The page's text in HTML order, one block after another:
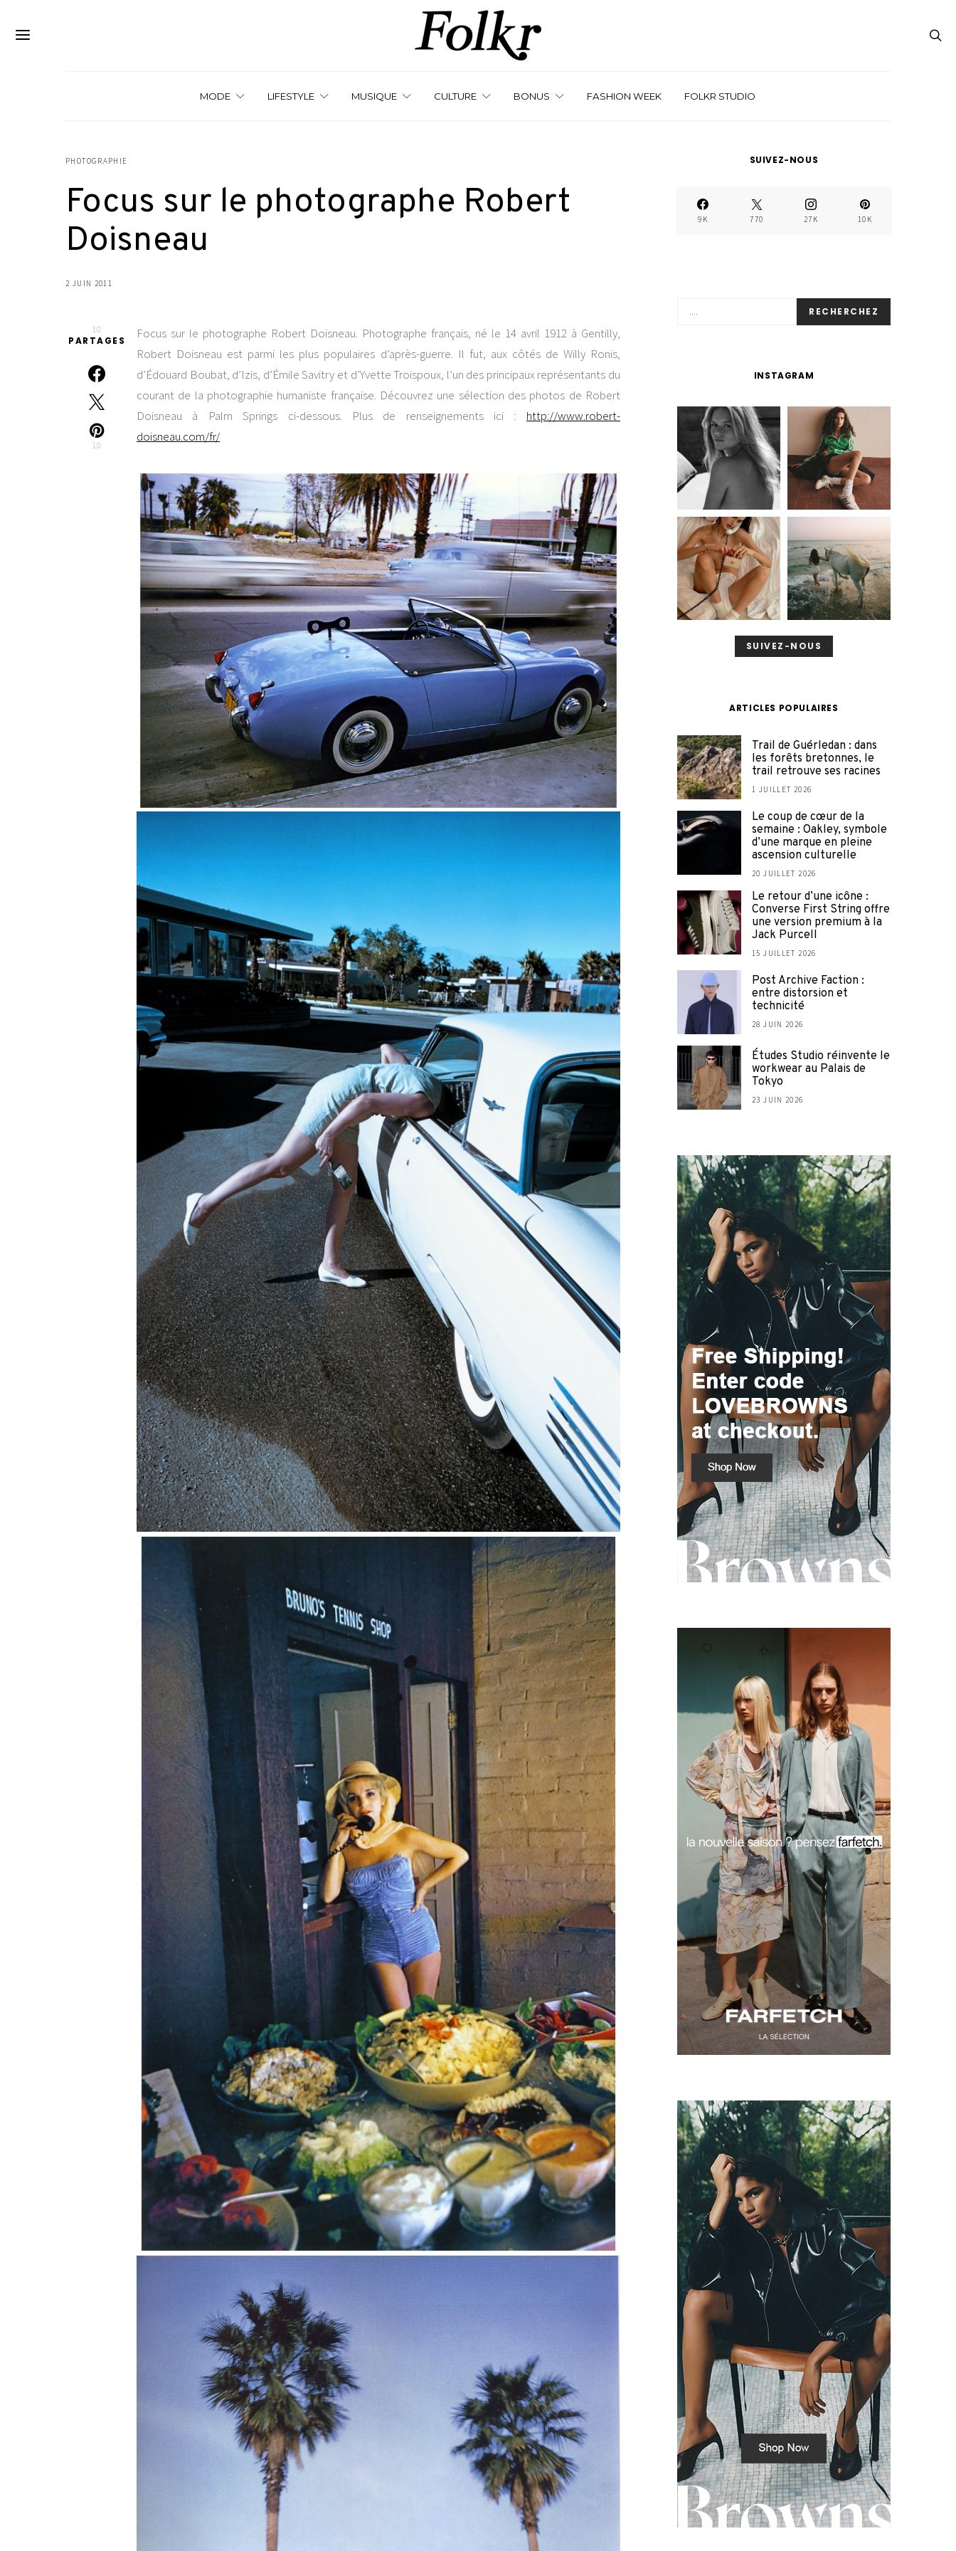
MODE LIFESTYLE MUSIQUE CULTURE BONUS FASHION WEEK FOLKR STUDIO
PHOTOGRAPHIE
Focus sur le photographe Robert
Doisneau
2 JUIN 2011
10
PARTAGES
10
Focus sur le photographe Robert Doisneau. Photographe français, né le 14 avril 1912 à Gentilly,
Robert Doisneau est parmi les plus populaires d’après-guerre. Il fut, aux côtés de Willy Ronis,
d’Édouard Boubat, d’Izis, d’Émile Savitry et d’Yvette Troispoux, l’un des principaux représentants du
courant de la photographie humaniste française. Découvrez une sélection des photos de Robert
Doisneau à Palm Springs ci-dessous. Plus de renseignements ici : http://www.robert-
doisneau.com/fr/
SUIVEZ-NOUS
9K 770 27K 10K
RECHERCHEZ
INSTAGRAM
SUIVEZ-NOUS
ARTICLES POPULAIRES
Trail de Guérledan : dans
les forêts bretonnes, le
trail retrouve ses racines
1 JUILLET 2026
Le coup de cœur de la
semaine : Oakley, symbole
d’une marque en pleine
ascension culturelle
20 JUILLET 2026
Le retour d’une icône :
Converse First String offre
une version premium à la
Jack Purcell
15 JUILLET 2026
Post Archive Faction :
entre distorsion et
technicité
28 JUIN 2026
Études Studio réinvente le
workwear au Palais de
Tokyo
23 JUIN 2026